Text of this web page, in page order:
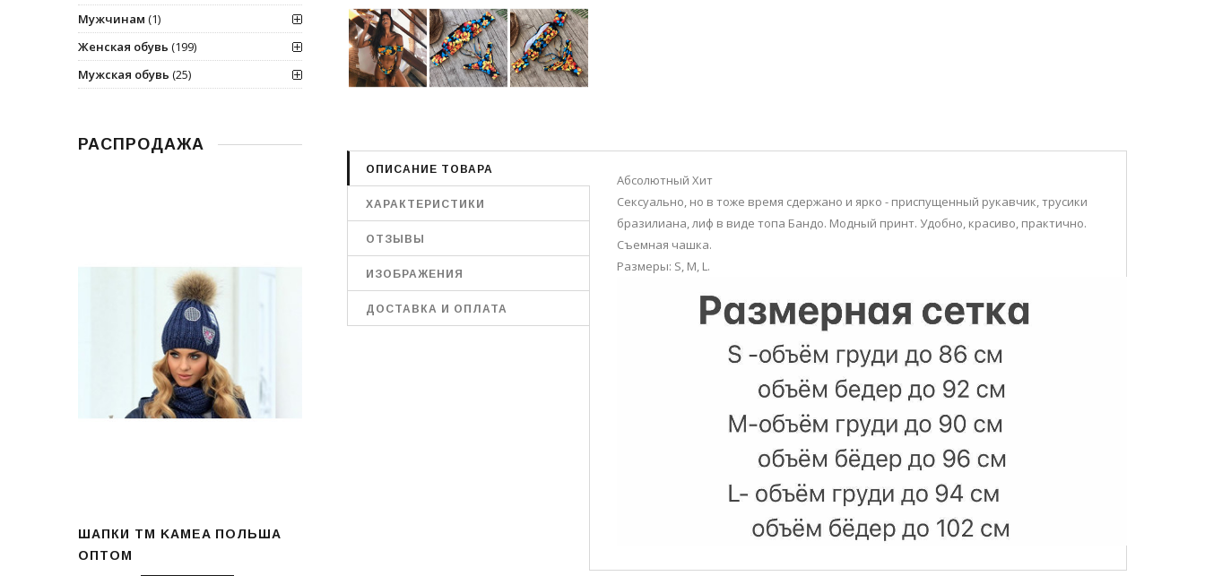
ОПИСАНИЕ ТОВАРА
ХАРАКТЕРИСТИКИ
ОТЗЫВЫ
ИЗОБРАЖЕНИЯ
ДОСТАВКА И ОПЛАТА
Абсолютный Хит
Сексуально, но в тоже время сдержано и ярко - приспущенный рукавчик, трусики
бразилиана, лиф в виде топа Бандо. Модный принт. Удобно, красиво, практично.
Съемная чашка.
Размеры: S, M, L.
Мужчинам (1)
Женская обувь (199)
Мужская обувь (25)
РАСПРОДАЖА
ШАПКИ ТМ KAMEA ПОЛЬША
ОПТОМ
В НАЛИЧИИ ГРАФИТ И СВЕТЛО-СЕРАЯ В НАЛИЧИИ
АЛИСА (ПОМПОН ИЗ МЕХА)
150 грн. 220 грн. В КОРЗИНУ